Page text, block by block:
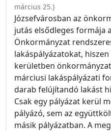
március 25.)
Józsefvárosban az
jutás elsődleges formája
Önkormányzat
lakáspályázatokat,
kerületben
márciusi lakáspályázati
darab felújítandó lakást
Csak egy pályázat kerül
pályázó, sem az
másik pályázatban. A